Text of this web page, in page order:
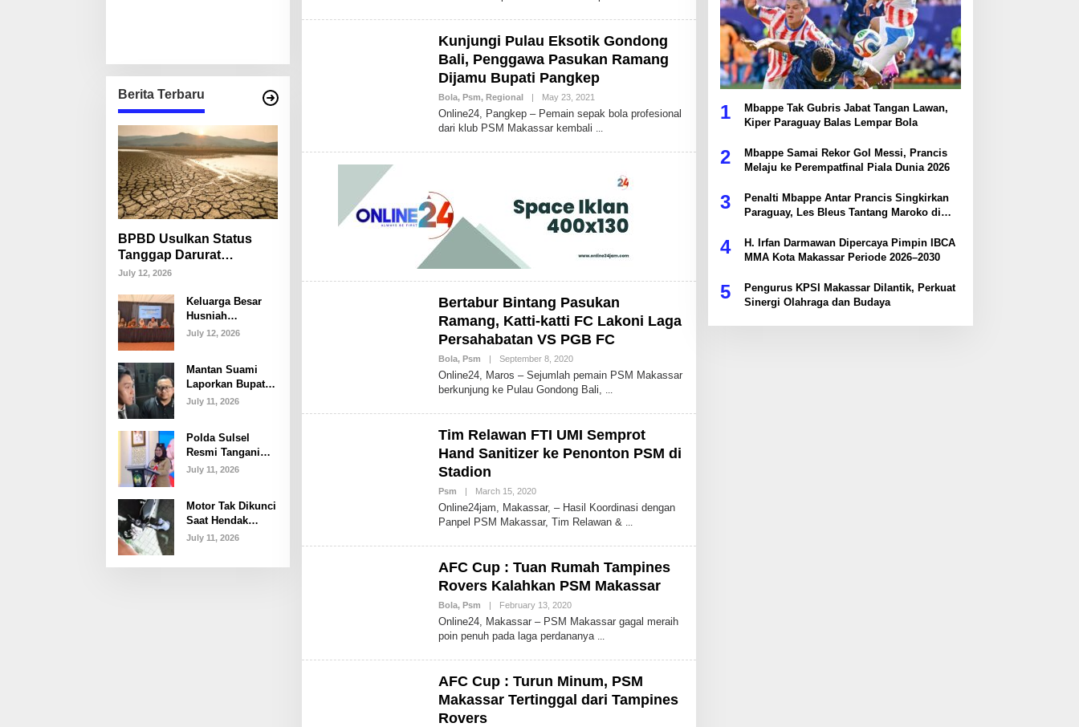
Berita Terbaru
BPBD Usulkan Status
Tanggap Darurat
Kekeringan di Makassar,
Mulai Krisis Air Bersih
July 12, 2026
Keluarga Besar
Husniah
Talenrang
Polemik dan
Proses Hukum
July 12, 2026
Mantan Suami
Laporkan Bupati
Gowa ke Polda
Keterangan Palsu
dan Penggelapan
July 11, 2026
Polda Sulsel
Resmi Tangani
Penyidikan
July 11, 2026
Motor Tak Dikunci
Saat Hendak
Nobar Piala
July 11, 2026
S
4
Kunjungi Pulau Eksotik Gondong
Bali, Penggawa Pasukan Ramang
Dijamu Bupati Pangkep
Bola, Psm, Regional | May 23, 2021
A
N
H
D
R
I
B
Online24, Pangkep – Pemain sepak bola profesional
dari klub PSM Makassar kembali
Bertabur Bintang Pasukan
Ramang, Katti-katti FC Lakoni Laga
Persahabatan VS PGB FC
Bola, Psm | September 8, 2020B
A
N
H
K
A
I
S
B
D
Online24, Maros – Sejumlah pemain PSM Makassar
berkunjung ke Pulau Gondong Bali,
Tim Relawan FTI UMI Semprot
Hand Sanitizer ke Penonton PSM di
Stadion
Psm | March 15, 2020B
I
D
I
2
4
Online24jam, Makassar, – Hasil Koordinasi dengan
Panpel PSM Makassar, Tim Relawan &
AFC Cup : Tuan Rumah Tampines
Rovers Kalahkan PSM Makassar
Bola, Psm | February 13, 2020B
Y
A
S
I
U
H
A
Online24, Makassar – PSM Makassar gagal meraih
poin penuh pada laga perdananya
AFC Cup : Turun Minum, PSM
Makassar Tertinggal dari Tampines
Rovers
1
Mbappe Tak Gubris Jabat Tangan Lawan,
Kiper Paraguay Balas Lempar Bola
2
Mbappe Samai Rekor Gol Messi, Prancis
Melaju ke Perempatfinal Piala Dunia 2026
3
Penalti Mbappe Antar Prancis Singkirkan
Paraguay, Les Bleus Tantang Maroko di
4
H. Irfan Darmawan Dipercaya Pimpin IBCA
MMA Kota Makassar Periode 2026–2030
5
Pengurus KPSI Makassar Dilantik, Perkuat
Sinergi Olahraga dan Budaya